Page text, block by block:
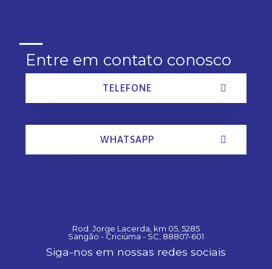
Entre em contato conosco
TELEFONE
WHATSAPP
Rod. Jorge Lacerda, km 05, 5285
Sangão - Criciúma - SC, 88807-601
Siga-nos em nossas redes sociais